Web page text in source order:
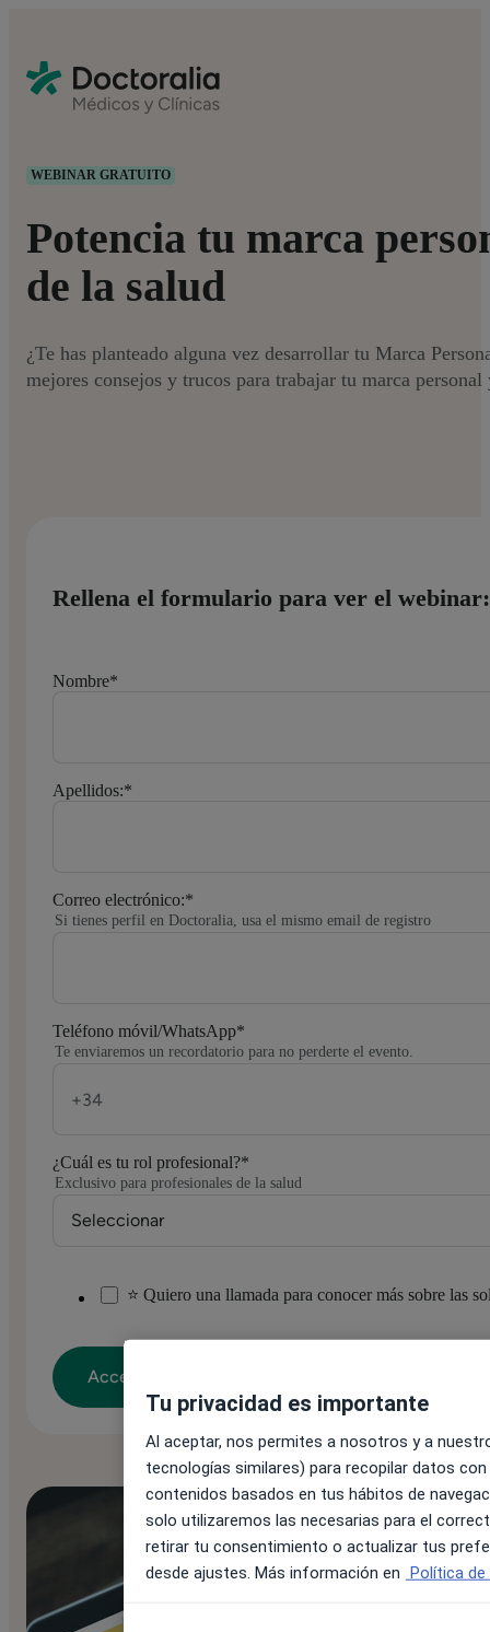
WEBINAR GRATUITO
Potencia tu marca
de la salud
¿Te has planteado alguna vez desarrollar tu Marca
mejores consejos y trucos para trabajar tu marca
Rellena el formulario para ver el webinar:
Nombre*
Apellidos:*
Correo electrónico:*
Si tienes perfil en Doctoralia, usa el mismo email de registro
Teléfono móvil/WhatsApp*
Te enviaremos un recordatorio para no perderte el evento.
¿Cuál es tu rol profesional?*
Exclusivo para profesionales de la salud
⭐ Quiero una llamada para conocer más sobre las
Tu privacidad es importante
Al aceptar, nos permites a nosotros y a
tecnologías similares) para recopilar datos
contenidos basados en tus hábitos de
solo utilizaremos las necesarias para el
retirar tu consentimiento o actualizar tus
desde ajustes. Más información en Política